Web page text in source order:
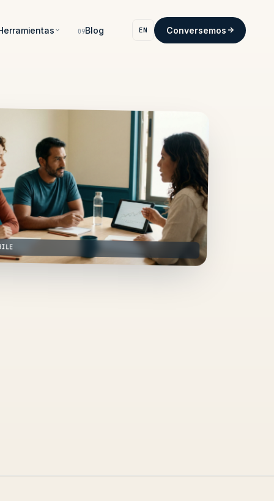
09Blog EN Conversemos